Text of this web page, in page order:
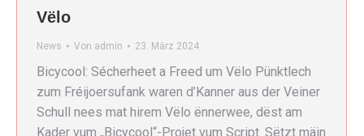
Vëlo
News Von admin 23. März 2024
Bicycool: Sécherheet a Freed um Vëlo Pünktlech
zum Fréijoersufank waren d’Kanner aus der Veiner
Schull nees mat hirem Vëlo ënnerwee, dëst am
Kader vum „Bicycool“-Projet vum Script. Sëtzt mäin